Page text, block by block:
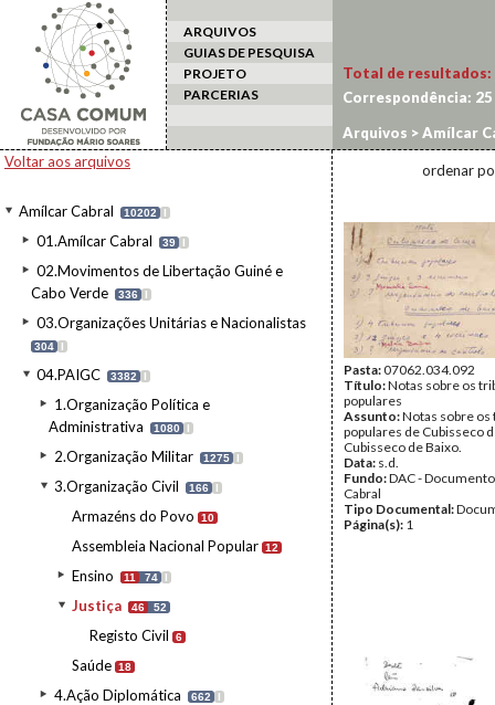
ARQUIVOS
GUIAS DE PESQUISA
PROJETO
PARCERIAS
Voltar aos arquivos
Amílcar Cabral 10202 I
01.Amílcar Cabral 39 I
02.Movimentos de Libertação Guiné e
Cabo Verde
336 I
03.Organizações Unitárias e Nacionalistas
304 I
04.PAIGC 3382 I
1.Organização Política e
Administrativa
1080 I
2.Organização Militar 1275 I
3.Organização Civil 166 I
Armazéns do Povo 10
Assembleia Nacional Popular 12
Ensino 11 74 I
Justiça 46 52
Registo Civil 6
Saúde 18
4.Ação Diplomática 662 I
Total de resultados:
Correspondência: 25
Arquivos >Amílcar
ordenar
Pasta:07062.034.092
Título:Notas sobre os
populares
Assunto:Notas sobre os
populares de Cubisseco
Cubisseco de Baixo.
Data: s.d.
Fundo:DAC -
Cabral
Tipo Documental:
Página(s): 1